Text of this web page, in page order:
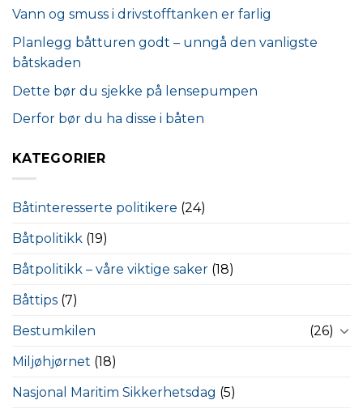
Vann og smuss i drivstofftanken er farlig
Planlegg båtturen godt – unngå den vanligste
båtskaden
Dette bør du sjekke på lensepumpen
Derfor bør du ha disse i båten
KATEGORIER
Båtinteresserte politikere (24)
Båtpolitikk (19)
Båtpolitikk – våre viktige saker (18)
Båttips (7)
Bestumkilen
(26)
Miljøhjørnet (18)
Nasjonal Maritim Sikkerhetsdag (5)